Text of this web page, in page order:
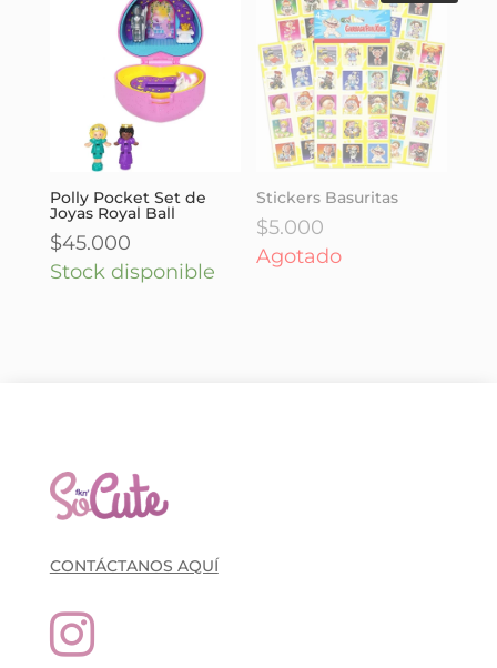
Polly Pocket Set de
Joyas Royal Ball
$45.000
Stock disponible
Stickers Basuritas
$5.000
Agotado
CONTÁCTANOS AQUÍ
